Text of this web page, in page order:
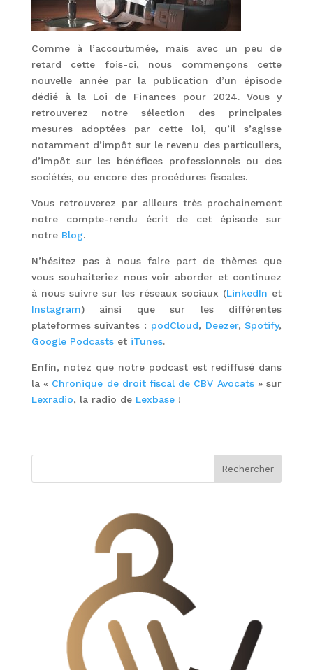
Comme à l’accoutumée, mais avec un peu de
retard cette fois-ci, nous commençons cette
nouvelle année par la publication d’un épisode
dédié à la Loi de Finances pour 2024. Vous y
retrouverez notre sélection des principales
mesures adoptées par cette loi, qu’il s’agisse
notamment d’impôt sur le revenu des particuliers,
d’impôt sur les bénéfices professionnels ou des
sociétés, ou encore des procédures fiscales.
Vous retrouverez par ailleurs très prochainement
notre compte-rendu écrit de cet épisode sur
notre Blog.
N’hésitez pas à nous faire part de thèmes que
vous souhaiteriez nous voir aborder et continuez
à nous suivre sur les réseaux sociaux (LinkedIn et
Instagram) ainsi que sur les différentes
plateformes suivantes : podCloud, Deezer,Spotify,
Google Podcastset iTunes.
Enfin, notez que notre podcast est rediffusé dans
la « Chronique de droit fiscal de CBV Avocats» sur
Lexradio, la radio de Lexbase!
Rechercher